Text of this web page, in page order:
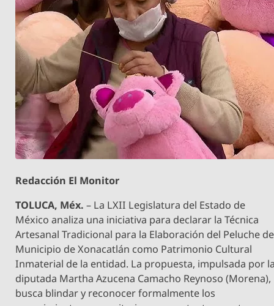
Redacción El Monitor
TOLUCA, Méx. – La LXII Legislatura del Estado de
México analiza una iniciativa para declarar la Técnica
Artesanal Tradicional para la Elaboración del Peluche
Municipio de Xonacatlán como Patrimonio Cultural
Inmaterial de la entidad. La propuesta, impulsada por
diputada Martha Azucena Camacho Reynoso (Morena),
busca blindar y reconocer formalmente los